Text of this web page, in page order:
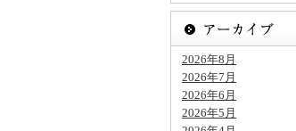
2026年8月
2026年7月
2026年6月
2026年5月